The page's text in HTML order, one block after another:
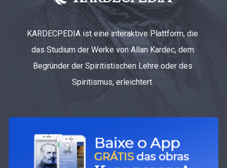
KARDECPEDIA ist eine interaktive Plattform, die
das Studium der Werke von Allan Kardec, dem
Begründer der Spiritistischen Lehre oder des
Spiritismus, erleichtert.